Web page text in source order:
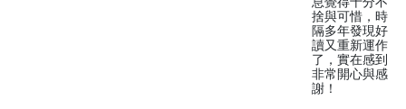
捨與可惜，時
隔多年發現好
讀又重新運作
了，實在感到
非常開心與感
謝！